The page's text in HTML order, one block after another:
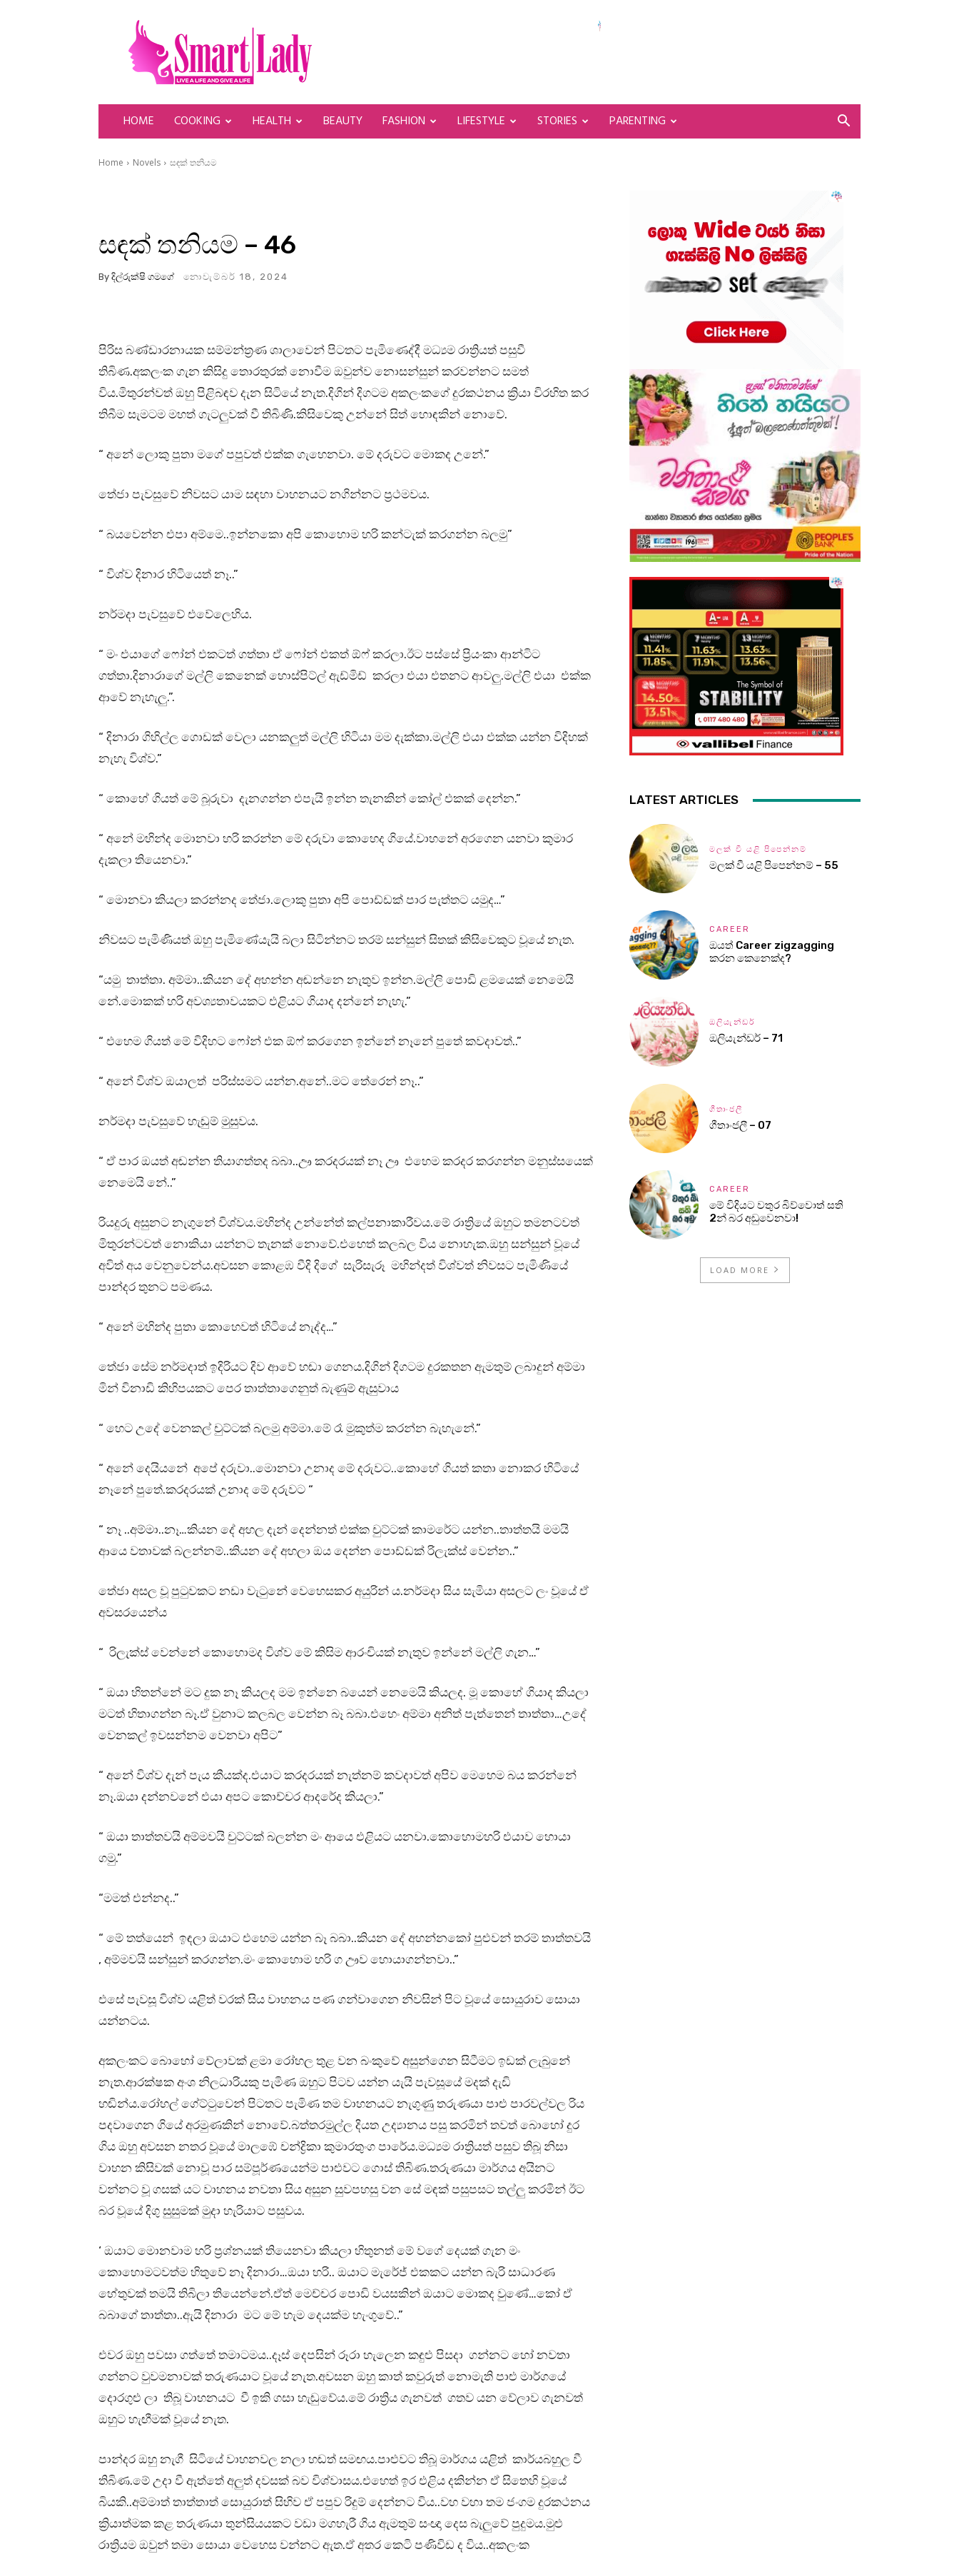
SmartLady
HOME COOKING HEALTH BEAUTY FASHION LIFESTYLE STORIES PARENTING
Home Novels සඳක් තනියම
සඳක් තනියම – 46
By දිල්රුක්ෂි ගමගේ නොවැම්බර් 18, 2024
පිරිස බණ්ඩාරනායක සම්මන්ත්‍රණ ශාලාවෙන් පිටතට පැමිණෙද්දී මධ්‍යම රාත්‍රියත් පසුවී
තිබිණ.අකලංක ගැන කිසිදු තොරතුරක් නොවීම ඔවුන්ව නොසන්සුන් කරවන්නට සමත්
විය.මිතුරන්වත් ඔහු පිළිබඳව දැන සිටියේ නැත.දිගින් දිගටම අකලංකගේ දුරකථනය ක්‍රියා විරහිත කර
තිබීම සැමටම මහත් ගැටලුවක් වී තිබිණි.කිසිවෙකු උන්නේ සිත් හොඳකින් නොවේ.
“ අනේ ලොකු පුතා මගේ පපුවත් එක්ක ගැහෙනවා. මේ දරුවට මොකද උනේ.”
තේජා පැවසුවේ නිවසට යාම සඳහා වාහනයට නගින්නට ප්‍රථමවය.
“ බයවෙන්න එපා අම්මෙ..ඉන්නකො අපි කොහොම හරි කන්ටැක් කරගන්න බලමු”
“ විශ්ව දිනාර හිටියෙත් නෑ..”
නර්මදා පැවසුවේ එවේලෙහිය.
“ මං එයාගේ ෆෝන් එකටත් ගත්තා ඒ ෆෝන් එකත් ඕෆ් කරලා.ඊට පස්සේ ප්‍රියංකා ආන්ටිට
ගත්තා.දිනාරාගේ මල්ලි කෙනෙක් හොස්පිට්ල් ඇඩ්මිඩ් කරලා එයා එතනට ආවලු.මල්ලි එයා එක්ක
ආවේ නැහැලු.”.
“ දිනාරා ගිහිල්ල ගොඩක් වෙලා යනකලුත් මල්ලි හිටියා මම දැක්කා.මල්ලි එයා එක්ක යන්න විදිහක්
නැහැ විශ්ව.”
“ කොහේ ගියත් මේ බූරුවා දැනගන්න එපැයි ඉන්න තැනකින් කෝල් එකක් දෙන්න.”
“ අනේ මහින්ද මොනවා හරි කරන්න මේ දරුවා කොහෙද ගියේ.වාහනේ අරගෙන යනවා කුමාර
දැකලා තියෙනවා.”
“ මොනවා කියලා කරන්නද තේජා.ලොකු පුතා අපි පොඩ්ඩක් පාර පැත්තට යමුද…”
නිවසට පැමිණියත් ඔහු පැමිණේයැයි බලා සිටින්නට තරම් සන්සුන් සිතක් කි⁣සිවෙකුට වූයේ නැත.
“යමු තාත්තා. අම්මා..කියන දේ අහන්න අඬන්නෙ නැතුව ඉන්න.මල්ලි පොඩි ළමයෙක් නෙමෙයි
නේ.මොකක් හරි අවශ්‍යතාවයකට එළියට ගියාද දන්නේ නැහැ.”
“ එහෙම ගියත් මේ විදිහට ෆෝන් එක ඕෆ් කරගෙන ඉන්නේ නෑනේ පුතේ කවදාවත්..”
“ අනේ විශ්ව ඔයාලත් පරිස්සමට යන්න.අනේ..මට තේරෙන් නෑ..”
නර්මදා පැවසුවේ හැඬුම් මුසුවය.
“ ඒ පාර ඔයත් අඬන්න තියාගත්තද බබා..ඌ කරදරයක් නෑ ඌ එහෙම කරදර කරගන්න මනුස්සයෙක්
නෙමෙයි නේ..”
රියදුරු අසුනට නැගුනේ විශ්වය.මහින්ද උන්නේත් කල්පනාකාරීවය.මේ රාත්‍රියේ ඔහුට තමනටවත්
මිතුරන්ටවත් නොකියා යන්නට තැනක් නොවේ.එහෙත් කලබල විය නොහැක.ඔහු සන්සුන් වූයේ
අවිත් අය වෙනුවෙන්ය.අවසන කොළඹ වීදි දිගේ සැරිසැරූ මහින්දත් විශ්වත් නිවසට පැමිණියේ
පාන්දර තුනට පමණය.
“ අනේ මහින්ද පුතා කොහෙවත් හිටියේ නැද්ද…”
තේජා සේම නර්මදාත් ඉදිරියට දිව ආවේ හඬා ගෙනය.දිගින් දිගටම දුරකතන ඇමතුම් ලබාදුන් අම්මා
මින් විනාඩි කිහිපයකට පෙර තාත්තාගෙනුත් බැණුම් ඇසුවාය
“ හෙට උදේ වෙනකල් චුට්ටක් බලමු අම්මා.මේ රෑ මුකුත්ම කරන්න බැහැනේ.”
“ අනේ දෙයියනේ අපේ දරුවා..මොනවා උනාද මේ දරුවට..කොහේ ගියත් කතා නොකර හිටියේ
නෑනේ පුතේ.කරදරයක් උනාද මේ දරුවට “
“ නෑ ..අම්මා..නෑ…කියන දේ අහල දැන් දෙන්නත් එක්ක චුට්ටක් කාමරේට යන්න..තාත්තයි මමයි
ආයෙ වතාවක් බලන්නම්..කියන දේ අහලා ඔය දෙන්න පොඩ්ඩක් රිලැක්ස් වෙන්න..”
තේජා අසල වූ පුටුවකට නඩා වැටුනේ වෙහෙසකර අයුරින් ය.නර්මදා සිය සැමියා අසලට ලං වූයේ ඒ
අවසරයෙන්ය
“ රිලැක්ස් වෙන්නේ කොහොමද විශ්ව මේ කිසිම ආරංචියක් නැතුව ඉන්නේ මල්ලි ගැන…”
“ ඔයා හිතන්නේ මට දුක නෑ කියලද මම ඉන්නෙ බයෙන් නෙමෙයි කියලද. මූ කොහේ ගියාද කියලා
මටත් හිතාගන්න බෑ.ඒ වුනාට කලබල වෙන්න බෑ බබා.එහෙං අම්මා අනිත් පැත්තෙන් තාත්තා…උදේ
වෙනකල් ඉවසන්නම වෙනවා අපිට”
“ අනේ විශ්ව දැන් පැය කීයක්ද.එයාට කරදරයක් නැත්නම් කවදාවත් අපිව මෙහෙම බය කරන්නේ
නෑ.ඔයා දන්නවනේ එයා අපට කොච්චර ආදරේද කියලා.”
“ ඔයා තාත්තවයි අම්මවයි චුට්ටක් බලන්න මං ආයෙ එළියට යනවා.කොහොමහරි එයාව හොයා
ගමු.”
“මමත් එන්නද..”
“ මේ තත්යෙන් ඉඳලා ඔයාට එහෙම යන්න බෑ බබා..කියන දේ අහන්නකෝ පුළුවන් තරම් තාත්තවයි
, අම්මවයි සන්සුන් කරගන්න.මං කොහොම හරි ග ඌව හොයාගන්නවා..”
එසේ පැවසූ විශ්ව යළිත් වරක් සිය වාහනය පණ ගන්වාගෙන නිවසින් පිට වූයේ සොයුරාව සොයා
යන්නටය.
අකලංකට බොහෝ වේලාවක් ළමා රෝහල තුළ වන බංකුවේ අසුන්ගෙන සිටීමට ඉඩක් ලැබුනේ
නැත.ආරක්ෂක අංශ නිලධාරියකු පැමිණ ඔහුට පිටව යන්න යැයි පැවසූයේ මදක් දැඩි
හඬින්ය.රෝහල් ගේට්ටුවෙන් පිටතට පැමිණ තම වාහනයට නැගුණු තරුණයා පාළු පාරවල්වල රිය
පදවාගෙන ගියේ අරමුණකින් නොවේ.බත්තරමුල්ල දියත උද්‍යානය පසු කරමින් තවත් බොහෝ දුර
ගිය ඔහු අවසන නතර වූයේ මාලඹේ චන්ද්‍රිකා කුමාරතුංග පාරේය.මධ්‍යම රාත්‍රියත් පසුව තිබූ නිසා
වාහන කිසිවක් නොවූ පාර සම්පූර්ණයෙන්ම පාළුවට ගොස් තිබිණ.තරුණයා මාර්ගය අයිනට
වන්නට වූ ගසක් යට වාහනය නවතා සිය අසුන සුවපහසු වන සේ මඳක් පසුපසට තල්ලු කරමින් ඊට
බර වූයේ දිගු සුසුමක් මුදා හැරියාට පසුවය.
‘ ඔයාට මොනවාම හරි ප්‍රශ්නයක් තියෙනවා කියලා හිතුනත් මේ වගේ දෙයක් ගැන මං
කොහොමටවත්ම හිතුවේ නෑ දිනාරා…ඔයා හරි.. ඔයාට මැරේජ් එකකට යන්න බැරි සාධාරණ
හේතුවක් තමයි තිබිලා තියෙන්නේ.ඒත් මෙච්චර පොඩි වයසකින් ඔයාට මොකද වුණේ…කෝ ඒ
බබාගේ තාත්තා..ඇයි දිනාරා මට මේ හැම දෙයක්ම හැංගුවේ..”
එවර ඔහු පවසා ගත්තේ තමාටමය..දෑස් දෙපසින් රූරා හැලෙන කඳුළු පිසදා ගන්නට හෝ නවතා
ගන්නට වුවමනාවක් තරුණයාට වූයේ නැත.අවසන ඔහු කාත් කවුරුත් නොමැති පාළු මාර්ගයේ
දොරගුළු ලා තිබූ වාහනයට වී ඉකි ගසා හැඬුවේය.මේ රාත්‍රිය ගැනවත් ගතව යන වේලාව ගැනවත්
ඔහුට හැඟීමක් වූයේ නැත.
පාන්දර ඔහු නැගී සිටියේ වාහනවල නලා හඬත් සමඟය.පාළුවට තිබූ මාර්ගය යළිත් කාර්යබහුල වී
තිබිණ.මේ උදා වී ඇත්තේ අලුත් දවසක් බව විශ්වාසය.එහෙත් ඉර එළිය දකින්න ඒ සිතෙහි වූයේ
බියකි..අම්මාත් තාත්තාත් සොයුරාත් සිහිව ඒ පපුව රිදුම් දෙන්නට විය..වහ වහා තම ජංගම දුරකථනය
ක්‍රියාත්මක කළ තරුණයා තුන්සියයකට වඩා මගහැරී ගිය ඇමතුම් සංඥා දෙස බැලුවේ පුදුමය.මුළු
රාත්‍රියම ඔවුන් තමා සොයා වෙහෙස වන්නට ඇත.ඒ අතර කෙටි පණිවිඩ ද විය..අකලංක
LATEST ARTICLES
මලක් වී යළි පිපෙන්නම්
මලක් වී යළි පිපෙන්නම් – 55
CAREER
ඔයත් Career zigzagging
කරන කෙනෙක්ද?
ඔලියැන්ඩර්
ඔලියැන්ඩර් – 71
ගීතාංජලී
ගීතාංජලී – 07
CAREER
මේ විදියට වතුර බිව්වොත් සති
2න් බර අඩුවෙනවා!
LOAD MORE